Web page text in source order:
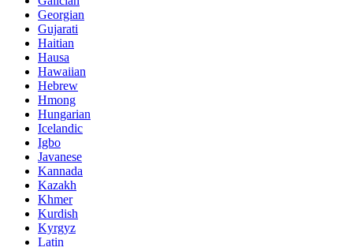
Georgian
Gujarati
Haitian
Hausa
Hawaiian
Hebrew
Hmong
Hungarian
Icelandic
Igbo
Javanese
Kannada
Kazakh
Khmer
Kurdish
Kyrgyz
Latin